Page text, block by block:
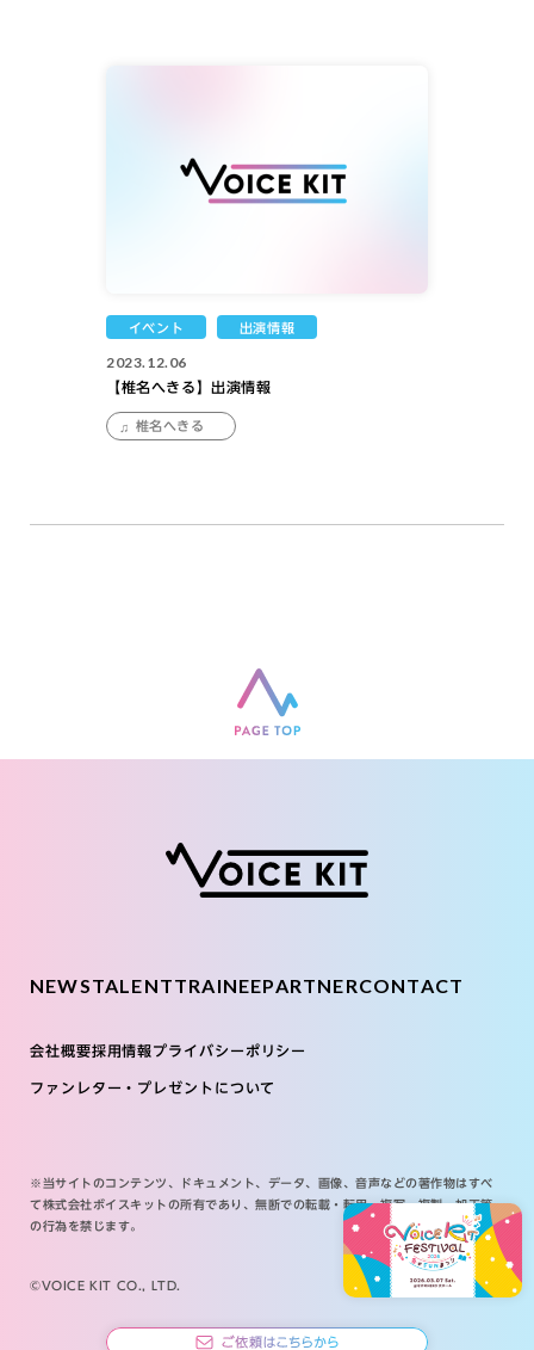
イベント 出演情報
2023.12.06
【椎名へきる】出演情報
椎名へきる
NEWSTALENTTRAINEEPARTNERCONTACT
会社概要採用情報プライバシーポリシー
ファンレター・プレゼントについて
※当サイトのコンテンツ、ドキュメント、データ、画像、音声などの著作物はすべ
て株式会社ボイスキットの所有であり、無断での転載・転用・複写・複製・加工等
の行為を禁じます。
©VOICE KIT CO., LTD.